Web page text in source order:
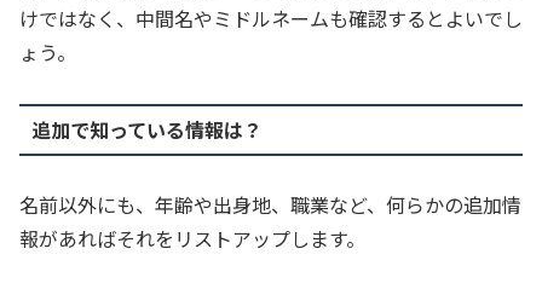
けではなく、中間名やミドルネームも確認するとよいでし
ょう。
追加で知っている情報は？
名前以外にも、年齢や出身地、職業など、何らかの追加情
報があればそれをリストアップします。